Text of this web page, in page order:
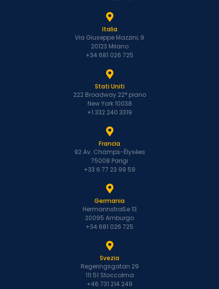
Italia
Via Giuseppe Mazzini, 9
20123 Milano
+34 681 026 725
Stati Uniti
222 Broadway 22° piano
New York 10038
+1 332 240 3319
Francia
92 Av. Champs-Élysées
75008 Parigi
+33 6 77 23 99 59
Germania
Hermannstraße 13
20095 Amburgo
+34 681 026 725
Svezia
Regeringsgatan 29
111 51 Stoccolma
+46 731 214 249